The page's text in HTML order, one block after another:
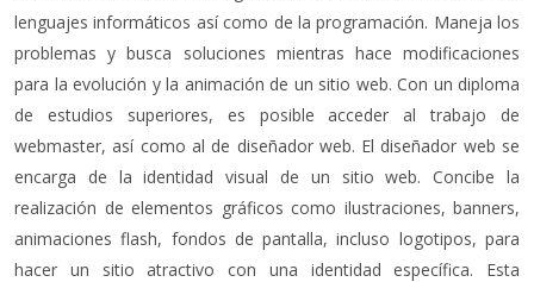
lenguajes informáticos así como de la programación. Maneja los
problemas y busca soluciones mientras hace modificaciones
para la evolución y la animación de un sitio web. Con un diploma
de estudios superiores, es posible acceder al trabajo de
webmaster, así como al de diseñador web. El diseñador web se
encarga de la identidad visual de un sitio web. Concibe la
realización de elementos gráficos como ilustraciones, banners,
animaciones flash, fondos de pantalla, incluso logotipos, para
hacer un sitio atractivo con una identidad específica. Esta